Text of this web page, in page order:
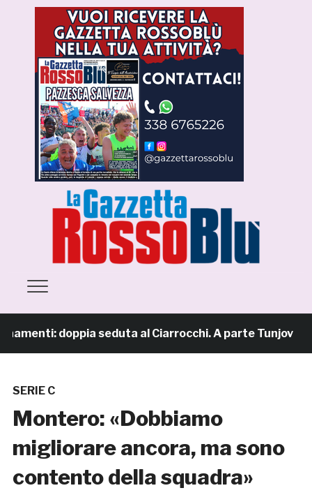
doppia seduta al Ciarrocchi. A parte Tunjov
SERIE C
Montero: «Dobbiamo
migliorare ancora, ma sono
contento della squadra»